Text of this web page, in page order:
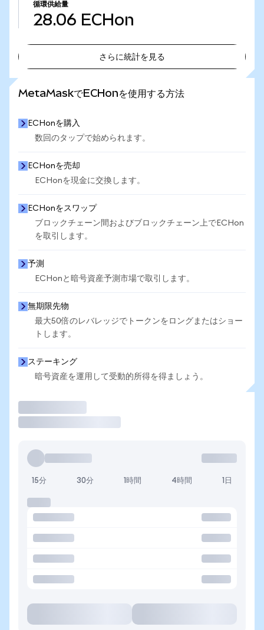
循環供給量
28.06 ECHon
さらに統計を見る
MetaMaskでECHonを使用する方法
ECHonを購入
数回のタップで始められます。
ECHonを売却
ECHonを現金に交換します。
ECHonをスワップ
ブロックチェーン間およびブロックチェーン上でECHon
を取引します。
予測
ECHonと暗号資産予測市場で取引します。
無期限先物
最大50倍のレバレッジでトークンをロングまたはショー
トします。
ステーキング
暗号資産を運用して受動的所得を得ましょう。
15分 30分 1時間 4時間 1日